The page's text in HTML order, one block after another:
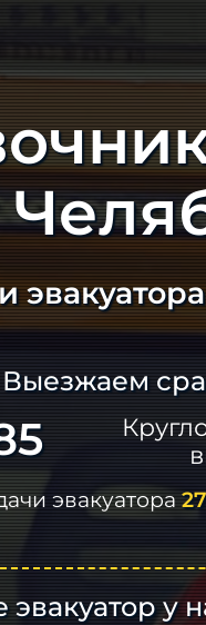
Выезжаем
эвакуатора
эвакуатор у